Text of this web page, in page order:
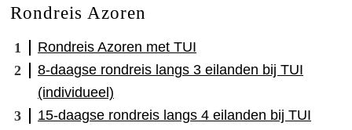
Rondreis Azoren
Rondreis Azoren met TUI
8-daagse rondreis langs 3 eilanden bij TUI
(individueel)
15-daagse rondreis langs 4 eilanden bij TUI